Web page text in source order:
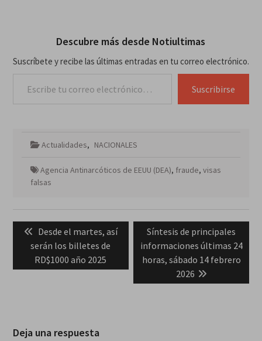
Descubre más desde Notiultimas
Suscríbete y recibe las últimas entradas en tu correo electrónico.
Suscribirse
Actualidades, NACIONALES
Agencia Antinarcóticos de EEUU (DEA), fraude, visas
falsas
Navegación
entradas
Previous
post:
Desde el martes, así
serán los billetes de
RD$1000 año 2025
Next
post:
Síntesis de principales
informaciones últimas 24
horas, sábado 14 febrero
2026
Deja una respuesta